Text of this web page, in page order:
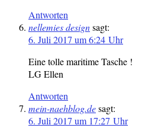
Antworten
nellemies designsagt:
6. Juli 2017 um 6:24 Uhr
Eine tolle maritime Tasche !
LG Ellen
Antworten
mein-naehblog.desagt:
6. Juli 2017 um 17:27 Uhr